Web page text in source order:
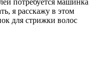
я расскажу в этом
для стрижки волос